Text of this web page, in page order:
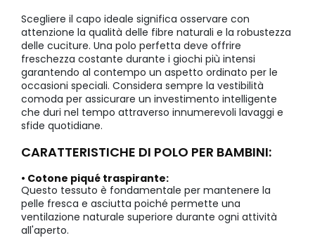
Scegliere il capo ideale significa osservare con
attenzione la qualità delle fibre naturali e la robustezza
delle cuciture. Una polo perfetta deve offrire
freschezza costante durante i giochi più intensi
garantendo al contempo un aspetto ordinato per le
occasioni speciali. Considera sempre la vestibilità
comoda per assicurare un investimento intelligente
che duri nel tempo attraverso innumerevoli lavaggi e
sfide quotidiane.
CARATTERISTICHE DI POLO PER BAMBINI:
• Cotone piqué traspirante:
Questo tessuto è fondamentale per mantenere la
pelle fresca e asciutta poiché permette una
ventilazione naturale superiore durante ogni attività
all'aperto.